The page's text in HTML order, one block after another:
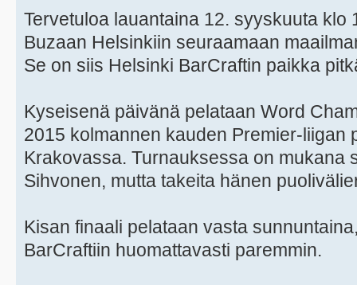
Tervetuloa lauantaina 12. syyskuuta klo
Buzaan Helsinkiin seuraamaan
Se on siis Helsinki BarCraftin paikka
Kyseisenä päivänä pelataan Word
2015 kolmannen kauden Premier-liigan
Krakovassa. Turnauksessa on mukana
Sihvonen, mutta takeita hänen
Kisan finaali pelataan vasta
BarCraftiin huomattavasti paremmin.